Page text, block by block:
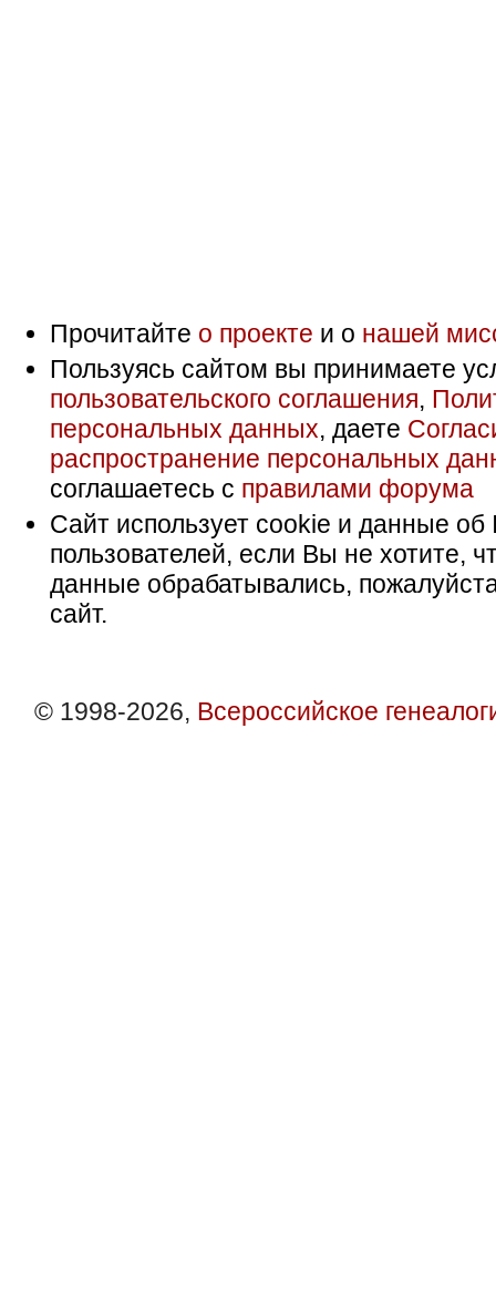
Прочитайте о проекте и о нашей
Пользуясь сайтом вы принимаете
пользовательского соглашения,
персональных данных, даете
распространение персональных
соглашаетесь с правилами форума
Сайт использует cookie и данные об
пользователей, если Вы не хотите,
данные обрабатывались,
сайт.
© 1998-2026, Всероссийское